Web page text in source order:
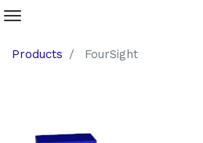
Products FourSight